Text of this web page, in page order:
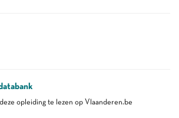
opleiding te lezen op Vlaanderen.be